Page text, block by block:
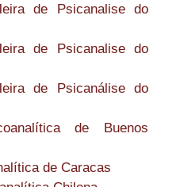
de Psicanalise do
de Psicanalise do
de Psicanálise do
de Buenos
de Caracas